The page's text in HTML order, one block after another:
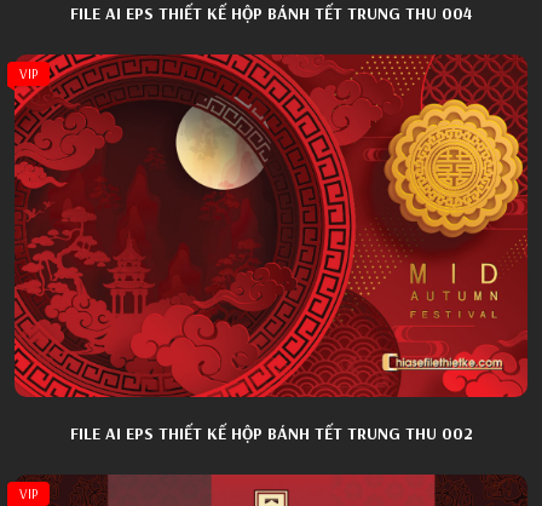
FILE AI EPS THIẾT KẾ HỘP BÁNH TẾT TRUNG THU 004
VIP
FILE AI EPS THIẾT KẾ HỘP BÁNH TẾT TRUNG THU 002
VIP